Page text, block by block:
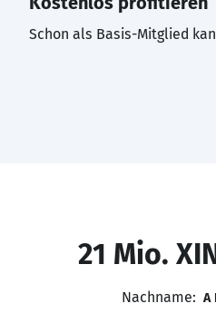
Schon als Basis-Mitglied
21 Mio.
Nachname: A